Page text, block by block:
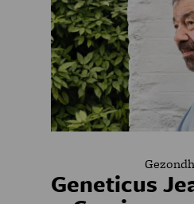
Geneticus